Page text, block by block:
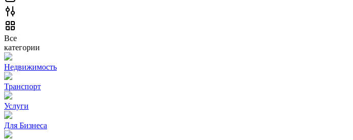
Все
категории
Недвижимость
Транспорт
Услуги
Для Бизнеса